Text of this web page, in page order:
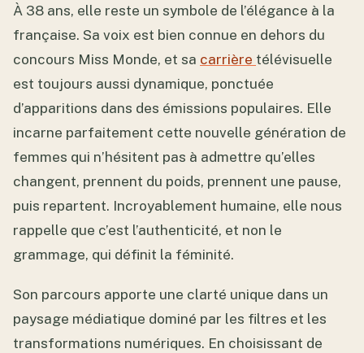
À 38 ans, elle reste un symbole de l’élégance à la
française. Sa voix est bien connue en dehors du
concours Miss Monde, et sa carrière télévisuelle
est toujours aussi dynamique, ponctuée
d’apparitions dans des émissions populaires. Elle
incarne parfaitement cette nouvelle génération de
femmes qui n’hésitent pas à admettre qu’elles
changent, prennent du poids, prennent une pause,
puis repartent. Incroyablement humaine, elle nous
rappelle que c’est l’authenticité, et non le
grammage, qui définit la féminité.
Son parcours apporte une clarté unique dans un
paysage médiatique dominé par les filtres et les
transformations numériques. En choisissant de